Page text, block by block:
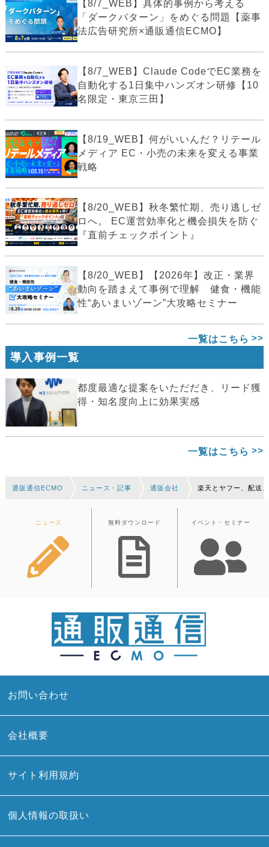
【8/7_WEB】具体的事例から考える
「ダークパターン」をめぐる問題【薬事
法広告研究所×通販通信ECMO】
【8/7_WEB】Claude CodeでEC業務を
自動化する1日集中ハンズオン研修【10
名限定・東京三田】
【8/19_WEB】何がいいんだ？リテール
メディア EC・小売の未来を変える事業
戦略
【8/20_WEB】秋冬繁忙期、売り逃しゼ
ロへ。 EC運営効率化と機会損失を防ぐ
『直前チェックポイント』
【8/20_WEB】【2026年】改正・業界
動向を踏まえて事例で理解 健食・機能
性“あいまいゾーン”大攻略セミナー
一覧はこちら
導入事例一覧
都度最適な提案をいただだき、リード獲
得・知名度向上に効果実感
一覧はこちら
通販通信ECMO ニュース・記事 通販会社 楽天とヤフー、配送
ニュース 無料ダウンロード イベント・セミナー
お問い合わせ
会社概要
サイト利用規約
個人情報の取扱い